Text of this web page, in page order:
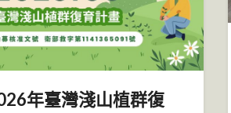
年臺灣淺山植群復